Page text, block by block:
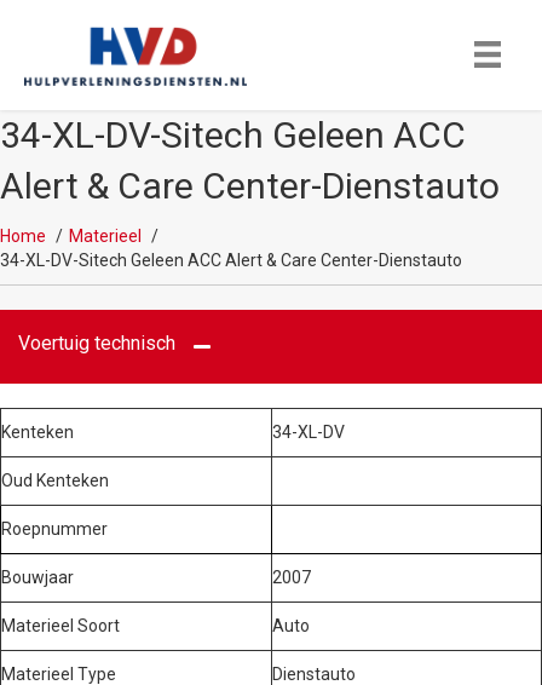
34-XL-DV-Sitech Geleen ACC
Alert & Care Center-Dienstauto
Home
Materieel
34-XL-DV-Sitech Geleen ACC Alert & Care Center-Dienstauto
Voertuig technisch
Kenteken 34-XL-DV
Oud Kenteken
Roepnummer
Bouwjaar 2007
Materieel Soort Auto
Materieel Type Dienstauto